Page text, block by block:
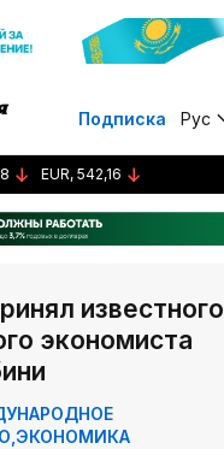
Подписка Рус
EUR, 542,16
известного
экономиста
ЭКОНОМИКА